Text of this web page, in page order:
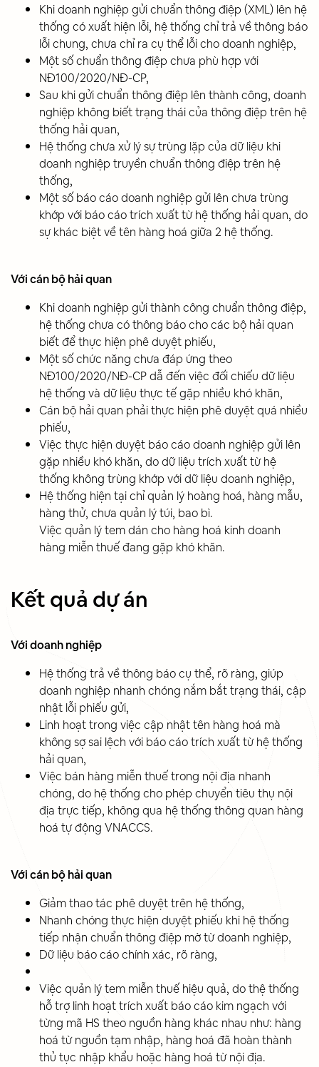
Khi doanh nghiệp gửi chuẩn thông điệp (XML) lên hệ
thống có xuất hiện lỗi, hệ thống chỉ trả về thông báo
lỗi chung, chưa chỉ ra cụ thể lỗi cho doanh nghiệp,
Một số chuẩn thông điệp chưa phù hợp với
NĐ100/2020/NĐ-CP,
Sau khi gửi chuẩn thông điệp lên thành công, doanh
nghiệp không biết trạng thái của thông điệp trên hệ
thống hải quan,
Hệ thống chưa xử lý sự trùng lặp của dữ liệu khi
doanh nghiệp truyền chuẩn thông điệp trên hệ
thống,
Một số báo cáo doanh nghiệp gửi lên chưa trùng
khớp với báo cáo trích xuất từ hệ thống hải quan, do
sự khác biệt về tên hàng hoá giữa 2 hệ thống.
Với cán bộ hải quan
Khi doanh nghiệp gửi thành công chuẩn thông điệp,
hệ thống chưa có thông báo cho các bộ hải quan
biết để thực hiện phê duyệt phiếu,
Một số chức năng chưa đáp ứng theo
NĐ100/2020/NĐ-CP dẫ đến việc đối chiếu dữ liệu
hệ thống và dữ liệu thực tế gặp nhiều khó khăn,
Cán bộ hải quan phải thực hiện phê duyệt quá nhiều
phiếu,
Việc thực hiện duyệt báo cáo doanh nghiệp gửi lên
gặp nhiều khó khăn, do dữ liệu trích xuất từ hệ
thống không trùng khớp với dữ liệu doanh nghiệp,
Hệ thống hiện tại chỉ quản lý hoàng hoá, hàng mẫu,
hàng thử, chưa quản lý túi, bao bì.
Việc quản lý tem dán cho hàng hoá kinh doanh
hàng miễn thuế đang gặp khó khăn.
Kết quả dự án
Với doanh nghiệp
Hệ thống trả về thông báo cụ thể, rõ ràng, giúp
doanh nghiệp nhanh chóng nắm bắt trạng thái, cập
nhật lỗi phiếu gửi,
Linh hoạt trong việc cập nhật tên hàng hoá mà
không sợ sai lệch với báo cáo trích xuất từ hệ thống
hải quan,
Việc bán hàng miễn thuế trong nội địa nhanh
chóng, do hệ thống cho phép chuyển tiêu thụ nội
địa trực tiếp, không qua hệ thống thông quan hàng
hoá tự động VNACCS.
Với cán bộ hải quan
Giảm thao tác phê duyệt trên hệ thống,
Nhanh chóng thực hiện duyệt phiếu khi hệ thống
tiếp nhận chuẩn thông điệp mờ từ doanh nghiệp,
Dữ liệu báo cáo chính xác, rõ ràng,
Việc quản lý tem miễn thuế hiệu quả, do thệ thống
hỗ trợ linh hoạt trích xuất báo cáo kim ngạch với
từng mã HS theo nguồn hàng khác nhau như: hàng
hoá từ nguồn tạm nhập, hàng hoá đã hoàn thành
thủ tục nhập khẩu hoặc hàng hoá từ nội địa.